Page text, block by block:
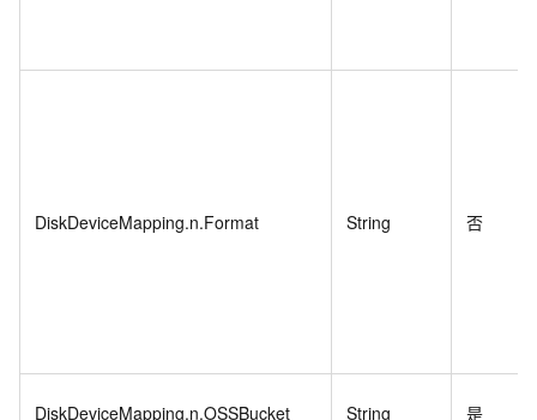
DiskDeviceMapping.n.Format String 否
DiskDeviceMapping.n.OSSBucket String 是